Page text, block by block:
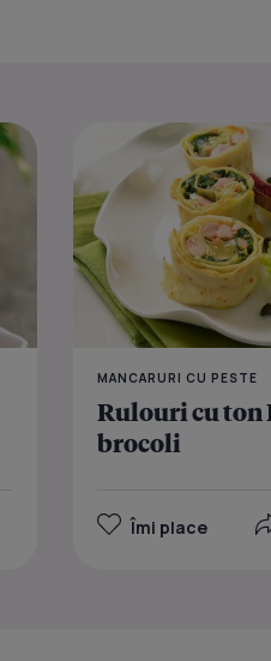
MANCARURI CU PESTE
Rulouri cu ton
brocoli
Îmi place